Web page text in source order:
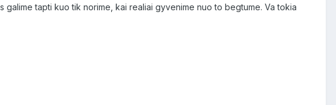
tapti kuo tik norime, kai realiai gyvenime nuo to begtume. Va tokia